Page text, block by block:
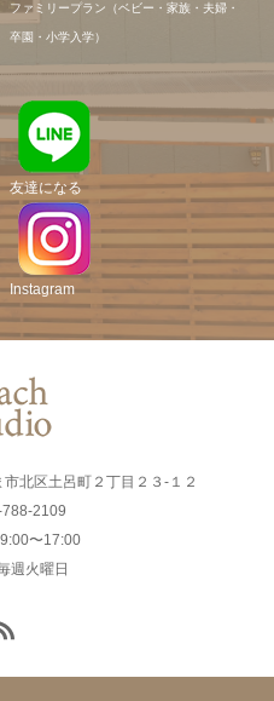
ファミリープラン（ベビー・家族・夫婦・
卒園・小学入学）
友達になる
Instagram
北区土呂町２丁目２３-１２
2109
〜17:00
週火曜日